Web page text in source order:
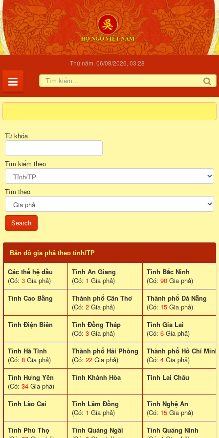
Thứ năm, 06/08/2026, 03:28
Từ khóa
Tìm kiếm theo
Tìm theo
Bản đồ gia phả theo tỉnh/TP
Các thế hệ đầu
(Có: 3 Gia phả)
Tỉnh An Giang
(Có: 1 Gia phả)
Tỉnh Bắc Ninh
(Có: 90 Gia phả)
Tỉnh Cao Bằng
Thành phố Cần Thơ
(Có: 2 Gia phả)
Thành phố Đà Nẵng
(Có: 15 Gia phả)
Tỉnh Điện Biên
Tỉnh Đồng Tháp
(Có: 3 Gia phả)
Tỉnh Gia Lai
(Có: 6 Gia phả)
Tỉnh Hà Tĩnh
(Có: 8 Gia phả)
Thành phố Hải Phòng
(Có: 22 Gia phả)
Thành phố Hồ Chí Minh
(Có: 4 Gia phả)
Tỉnh Hưng Yên
(Có: 34 Gia phả)
Tỉnh Khánh Hòa Tinh Lai Châu
Tỉnh Lào Cai
Tỉnh Lâm Đồng
(Có: 1 Gia phả)
Tỉnh Nghệ An
(Có: 15 Gia phả)
Tỉnh Phú Thọ
Tỉnh Quảng Ngãi
Tỉnh Quảng Ninh